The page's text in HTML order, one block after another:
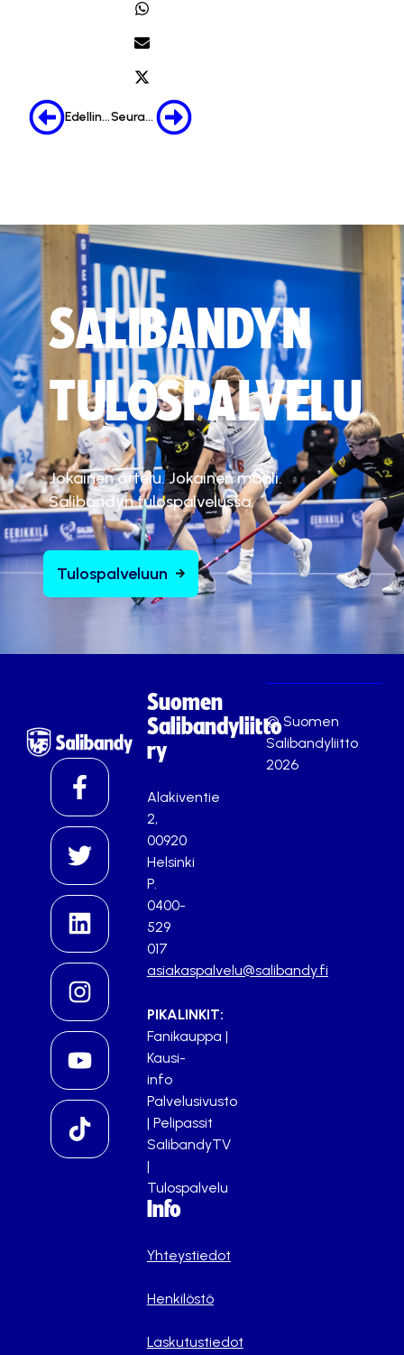
Edellinen Seuraava
SALIBANDYN
TULOSPALVELU
Jokainen ottelu. Jokainen maali.
Salibandyn tulospalvelussa.
Tulospalveluun
Suomen
Salibandyliitto
ry
Alakiventie
2,
00920
Helsinki
P.
0400-
529
017
asiakaspalvelu@salibandy.fi
PIKALINKIT:
Fanikauppa |
Kausi-
info
Palvelusivusto
| Pelipassit
SalibandyTV
|
Tulospalvelu
Info
Yhteystiedot
Henkilöstö
Laskutustiedot
© Suomen
Salibandyliitto
2026